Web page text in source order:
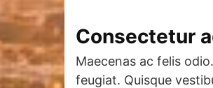
Consectetur
Maecenas ac felis
feugiat. Quisque